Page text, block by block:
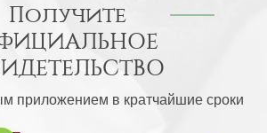
Получите
приложением в кратчайшие сроки